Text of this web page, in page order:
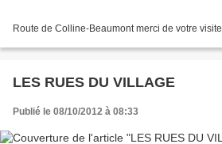
Route de Colline-Beaumont merci de votre visite
LES RUES DU VILLAGE
Publié le 08/10/2012 à 08:33